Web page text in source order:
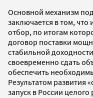
Основной механизм
заключается в том,
отбор, по итогам
договор поставки
стабильной
своевременно сдать
обеспечить
Результатом развития
запуск в России